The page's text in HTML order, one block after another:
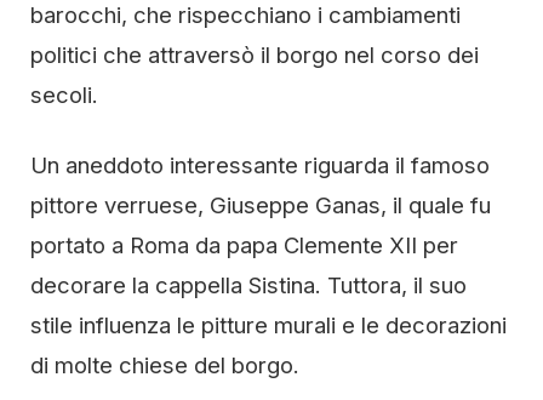
barocchi, che rispecchiano i cambiamenti
politici che attraversò il borgo nel corso dei
secoli.
Un aneddoto interessante riguarda il famoso
pittore verruese, Giuseppe Ganas, il quale fu
portato a Roma da papa Clemente XII per
decorare la cappella Sistina. Tuttora, il suo
stile influenza le pitture murali e le decorazioni
di molte chiese del borgo.